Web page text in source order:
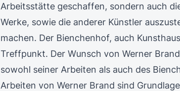
Arbeitsstätte geschaffen, sondern auch
Werke, sowie die anderer Künstler
machen. Der Bienchenhof, auch
Treffpunkt. Der Wunsch von Werner
sowohl seiner Arbeiten als auch des
Arbeiten von Werner Brand sind